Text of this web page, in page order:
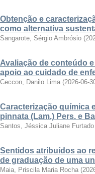
Obtenção e
como alternativa
Sangarote, Sérgio Ambrósio (
Avaliação de conteúdo
apoio ao cuidado de
Ceccon, Danilo Lima (2026-06-
Caracterização química
pinnata (Lam.) Pers. e
Santos, Jéssica Juliane Furtado
Sentidos atribuídos ao
de graduação de uma
Maia, Priscila Maria Rocha (